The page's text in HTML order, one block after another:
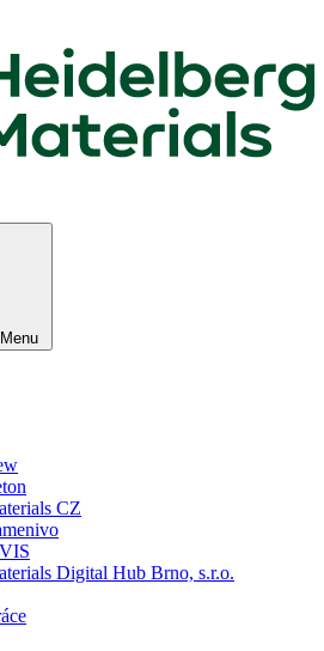
Menu
CZ
Digital Hub Brno, s.r.o.